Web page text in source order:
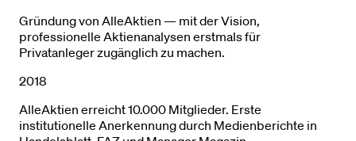
Gründung von AlleAktien — mit der Vision,
professionelle Aktienanalysen erstmals für
Privatanleger zugänglich zu machen.
2018
AlleAktien erreicht 10.000 Mitglieder. Erste
institutionelle Anerkennung durch Medienberichte in